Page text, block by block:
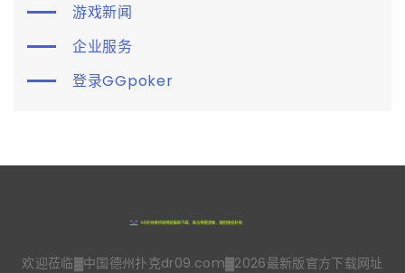
游戏新闻
企业服务
登录GGpoker
欢迎莅临▓中国德州扑克dr09.com▓2026最新版官方下载网址